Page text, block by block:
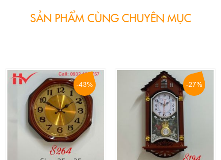
SẢN PHẨM CÙNG CHUYÊN MỤC
-43% -27%